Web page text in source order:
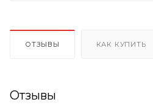
ОТЗЫВЫ КАК КУПИТЬ
Отзывы